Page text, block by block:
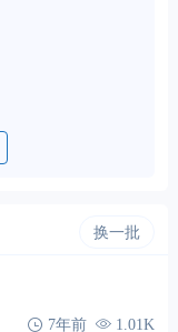
换一批
7年前 1.01K